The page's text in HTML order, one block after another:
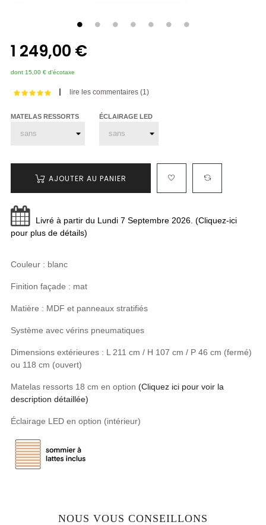
1 249,00 €
dont 15,00 € d'écotaxe
lire les commentaires (1)
MATELAS RESSORTS ÉCLAIRAGE LED
AJOUTER AU PANIER
Livré à partir du Lundi 7 Septembre 2026. (Cliquez-ici
pour plus de détails)
Couleur : blanc
Finition façade : mat
Matière : MDF et panneaux stratifiés
Système avec vérins pneumatiques
Dimensions extérieures : L 211 cm / H 107 cm / P 46 cm (fermé)
ou 118 cm (ouvert)
Matelas ressorts 18 cm en option (Cliquez ici pour voir la
description détaillée)
Éclairage LED en option (intérieur)
NOUS VOUS CONSEILLONS